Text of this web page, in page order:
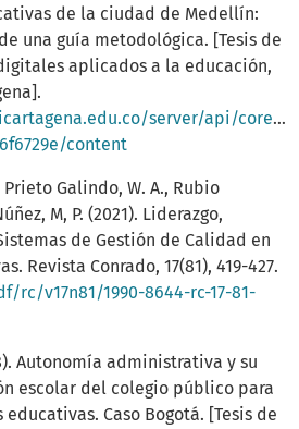
de la ciudad de Medellín:
una guía metodológica. [Tesis de
aplicados a la educación,
server/api/core/
content
Prieto Galindo, W. A., Rubio
M, P. (2021). Liderazgo,
de Gestión de Calidad en
Revista Conrado, 17(81), 419-427.
v17n81/1990-8644-rc-17-81-
Autonomía administrativa y su
escolar del colegio público para
Caso Bogotá. [Tesis de